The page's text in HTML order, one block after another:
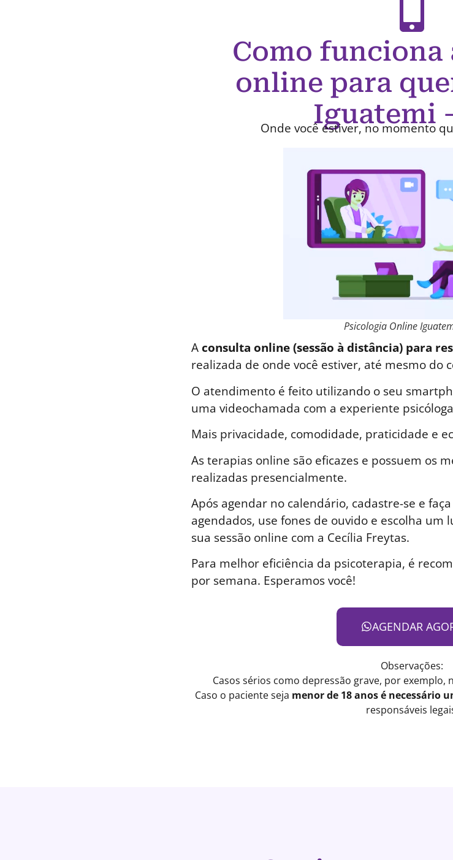
Como funciona
online para
Iguatemi
Onde você estiver, no momento
Psicologia Online
Aconsulta online (sessão à distância) para
realizada de onde você estiver, até mesmo do
O atendimento é feito utilizando o seu
uma videochamada com a experiente
Mais privacidade, comodidade, praticidade e
As terapias online são eficazes e possuem os
realizadas presencialmente.
Após agendar no calendário, cadastre-se e
agendados, use fones de ouvido e escolha
sua sessão online com a Cecília Freytas.
Para melhor eficiência da psicoterapia, é
por semana. Esperamos você!
AGENDAR
Observações:
Casos sérios como depressão grave, por
Caso o paciente seja menor de 18 anos é necessário
responsáveis